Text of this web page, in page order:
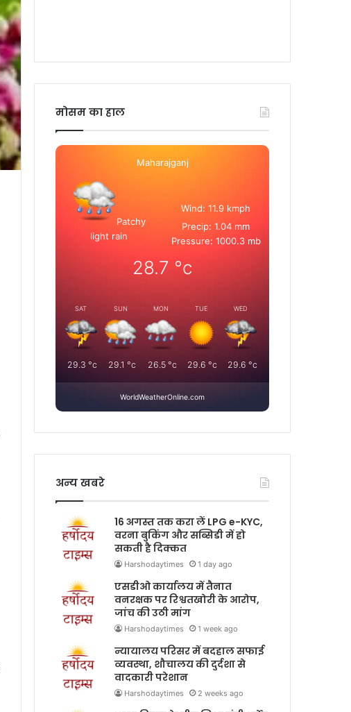
मोसम का हाल
Maharajganj
Patchy
light rain
Wind: 11.9 kmph
Precip: 1.04 mm
Pressure: 1000.3 mb
28.7 °c
SAT
29.3 °c
SUN
29.1 °c
MON
26.5°c
TUE
29.6 °c
WED
29.6 °c
WorldWeatherOnline.com
अन्य खबरे
16 अगस्त तक करा लें LPG e-KYC,
वरना बुकिंग और सब्सिडी में हो
सकती है दिक्कत
Harshodaytimes 1 day ago
एसडीओ कार्यालय में तैनात
वनरक्षक पर रिश्वतखोरी के आरोप,
जांच की उठी मांग
Harshodaytimes 1 week ago
न्यायालय परिसर में बदहाल सफाई
व्यवस्था, शौचालय की दुर्दशा से
वादकारी परेशान
Harshodaytimes 2 weeks ago